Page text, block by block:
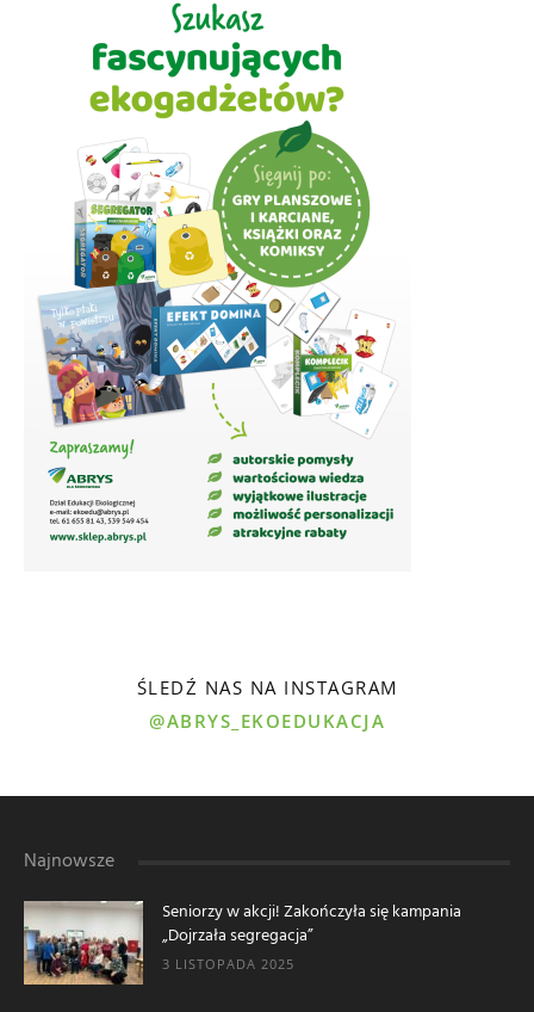
ŚLEDŹ NAS NA INSTAGRAM
@ABRYS_EKOEDUKACJA
Najnowsze
Seniorzy w akcji! Zakończyła się kampania
„Dojrzała segregacja”
3 LISTOPADA 2025